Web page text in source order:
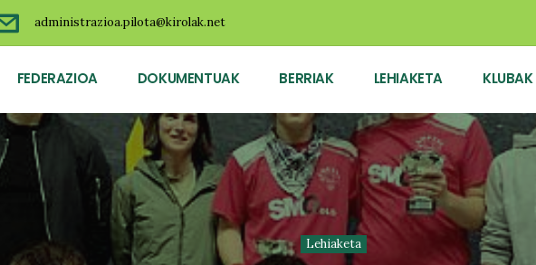
administrazioa.pilota@kirolak.net
FEDERAZIOA DOKUMENTUAK BERRIAK LEHIAKETA KLUBAK
Lehiaketa